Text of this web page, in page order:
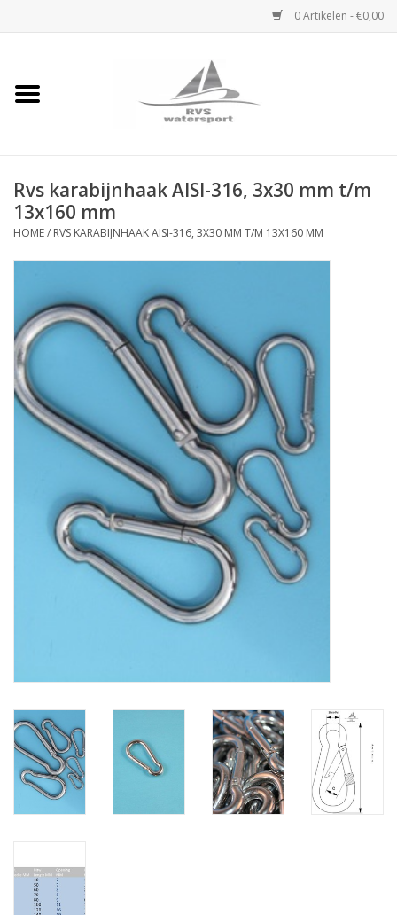
0 Artikelen - €0,00
Home
Rvs Dekbeslag
Rvs Accessoires
Handlier
Staalkabel
Verstaging
Rvs Staalkabel spanner
Staalkabel met coating
Rvs karabijnhaak AISI-316, 3x30 mm t/m
13x160 mm
HOME/ RVS KARABIJNHAAK AISI-316, 3X30 MM T/M 13X160 MM